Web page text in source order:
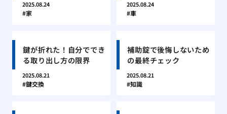
2025.08.24
家
2025.08.24
車
鍵が折れた！自分ででき
る取り出し方の限界
2025.08.21
鍵交換
補助錠で後悔しないため
の最終チェック
2025.08.21
知識